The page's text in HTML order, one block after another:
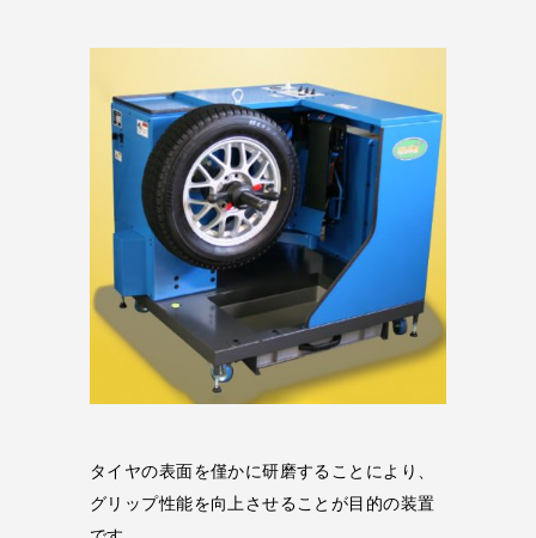
タイヤの表面を僅かに研磨することにより、
グリップ性能を向上させることが目的の装置